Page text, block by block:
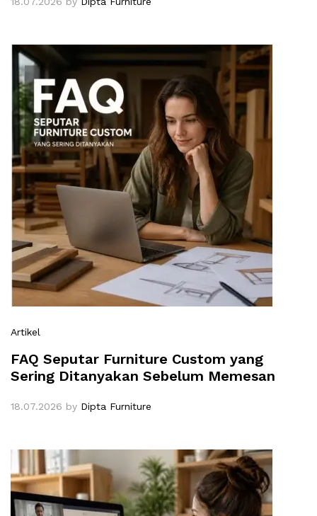
Artikel
FAQ Seputar Furniture Custom yang
Sering Ditanyakan Sebelum Memesan
18.07.2026 by Dipta Furniture